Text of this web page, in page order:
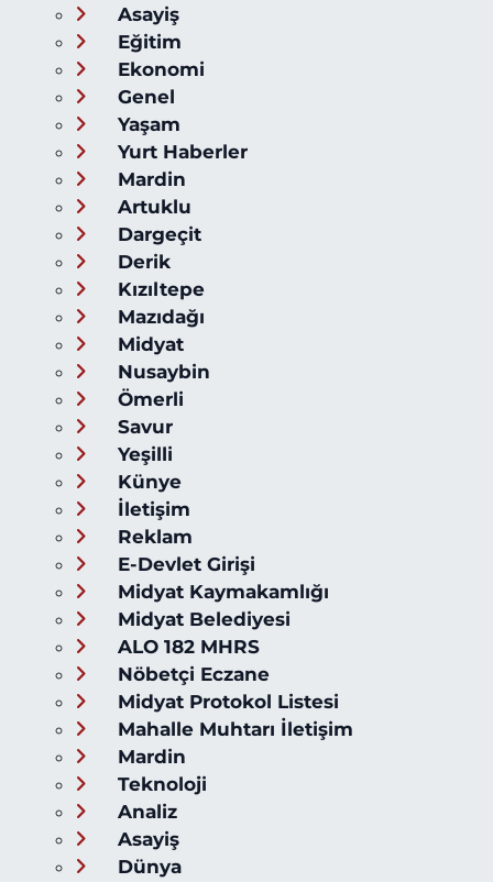
Asayiş
Eğitim
Ekonomi
Genel
Yaşam
Yurt Haberler
Mardin
Artuklu
Dargeçit
Derik
Kızıltepe
Mazıdağı
Midyat
Nusaybin
Ömerli
Savur
Yeşilli
Künye
İletişim
Reklam
E-Devlet Girişi
Midyat Kaymakamlığı
Midyat Belediyesi
ALO 182 MHRS
Nöbetçi Eczane
Midyat Protokol Listesi
Mahalle Muhtarı İletişim
Mardin
Teknoloji
Analiz
Asayiş
Dünya